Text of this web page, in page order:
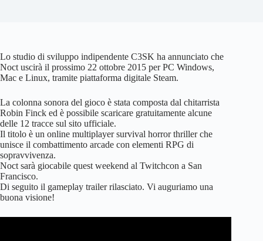
Lo studio di sviluppo indipendente C3SK ha annunciato che
Noct uscirà il prossimo 22 ottobre 2015 per PC Windows,
Mac e Linux, tramite piattaforma digitale Steam.
La colonna sonora del gioco è stata composta dal chitarrista
Robin Finck ed è possibile scaricare gratuitamente alcune
delle 12 tracce sul sito ufficiale.
Il titolo è un online multiplayer survival horror thriller che
unisce il combattimento arcade con elementi RPG di
sopravvivenza.
Noct sarà giocabile quest weekend al Twitchcon a San
Francisco.
Di seguito il gameplay trailer rilasciato. Vi auguriamo una
buona visione!